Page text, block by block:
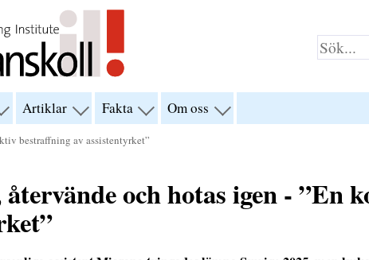
Artiklar visa
menyn
för
Fakta visa
menyn
för
Om oss
visa
menyn
bestraffning av assistentyrket”
återvände och hotas igen - ”En